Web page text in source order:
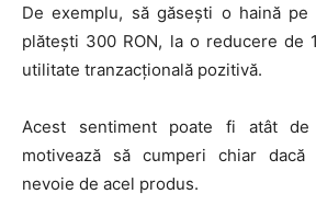
De exemplu, să găsești o haină
plătești 300 RON, la o reducere de
utilitate tranzacțională pozitivă.
Acest sentiment poate fi atât
motivează să cumperi chiar dacă
nevoie de acel produs.